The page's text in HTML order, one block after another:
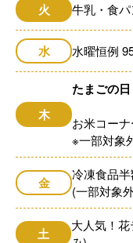
火 牛乳・食パ
水 水曜恒例
木
たまごの日
お米コー
※一部対象
金
冷凍食品
(一部対象
土
大人気！